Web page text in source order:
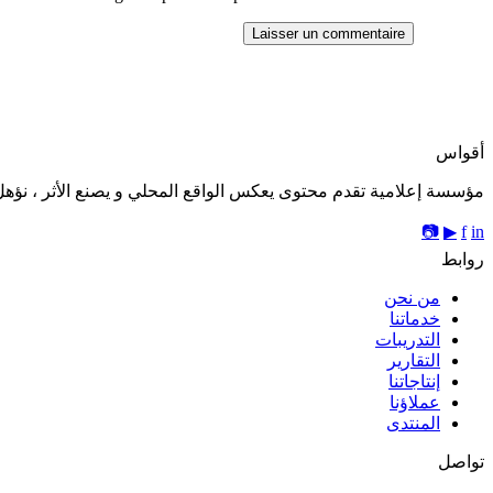
أقواس
مؤسسة إعلامية تقدم محتوى يعكس الواقع المحلي و يصنع الأثر ،
f in
▶
📷
روابط
من نحن
خدماتنا
التدريبات
التقارير
إنتاجاتنا
عملاؤنا
المنتدى
تواصل